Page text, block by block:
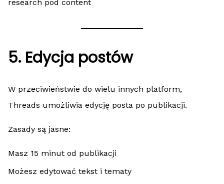
research pod content
5. Edycja postów
W przeciwieństwie do wielu innych platform,
Threads umożliwia edycję posta po publikacji.
Zasady są jasne:
Masz 15 minut od publikacji
Możesz edytować tekst i tematy